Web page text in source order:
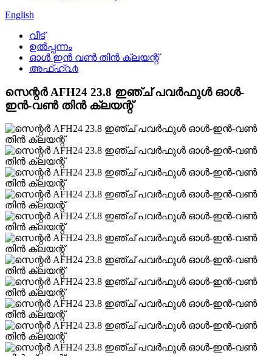
English
വീട്
ഉൽപ്പന്നം
ഓൾ ഇൻ വൺ തിൻ ക്ലയന്റ്
അഫ്ഹ്൨൪
സെന്റർ AFH24 23.8 ഇഞ്ച് പവർഫുൾ ഓൾ-
ഇൻ-വൺ തിൻ ക്ലയന്റ്